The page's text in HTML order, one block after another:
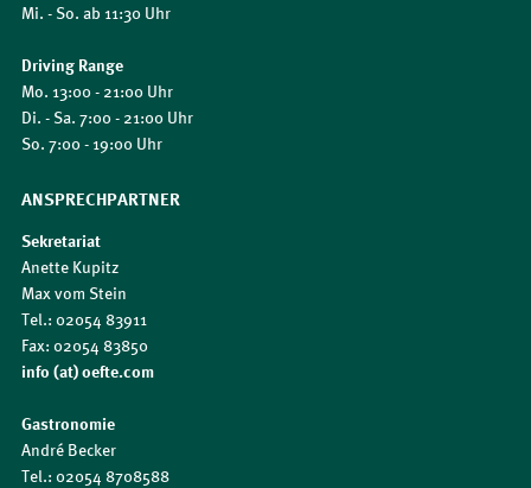
Mi. - So. ab 11:30 Uhr
Driving Range
Mo. 13:00 - 21:00 Uhr
Di. - Sa. 7:00 - 21:00 Uhr
So. 7:00 - 19:00 Uhr
ANSPRECHPARTNER
Sekretariat
Anette Kupitz
Max vom Stein
Tel.: 02054 83911
Fax: 02054 83850
info (at) oefte.com
Gastronomie
André Becker
Tel.: 02054 8708588